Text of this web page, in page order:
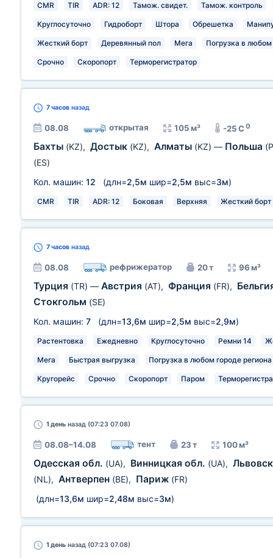
CMR TIR ADR: 12 Тамож. свидет. Тамож. контроль
Круглосуточно Гидроборт Штора Обрешетка
Жесткий борт Деревянный пол Мега Погрузка в любом
Срочно Скоропорт Терморегистратор
7 часов назад
08.08 открытая 105 м³ -25 C0
Бахты (KZ), Достык (KZ), Алматы (KZ) — Польша
(ES)
Кол. машин: 12 (длн=2,5м шир=2,5м выс=3м)
CMR TIR ADR: 12 Боковая Верхняя Жесткий борт
7 часов назад
08.08 рефрижератор 20 т 96 м³
Турция (TR) — Австрия (AT), Франция (FR),
Стокгольм (SE)
Кол. машин: 7 (длн=13,6м шир=2,5м выс=2,9м)
Растентовка Ежедневно Круглосуточно Ремни 14
Мега Быстрая выгрузка Погрузка в любом городе региона
Кругорейс Срочно Скоропорт Паром
1 день назад (07:23 07.08)
08.08–14.08 тент 23 т 100 м³
Одесская обл. (UA), Винницкая обл. (UA),
(NL), Антверпен (BE), Париж (FR)
(длн=13,6м шир=2,48м выс=3м)
1 день назад (07:23 07.08)